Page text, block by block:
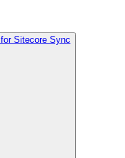
Sitecore Sync